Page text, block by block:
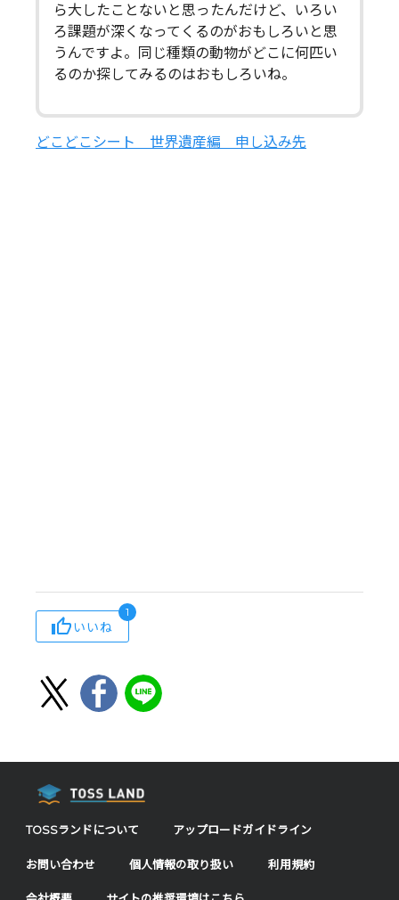
ら大したことないと思ったんだけど、いろい
ろ課題が深くなってくるのがおもしろいと思
うんですよ。同じ種類の動物がどこに何匹い
るのか探してみるのはおもしろいね。
どこどこシート 世界遺産編 申し込み先
いいね
1
TOSSランドについて アップロードガイドライン
お問い合わせ 個人情報の取り扱い 利用規約